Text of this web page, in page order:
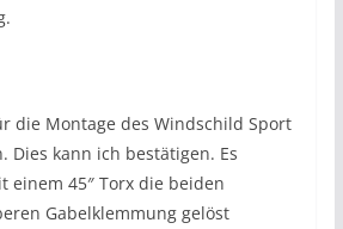
die Montage des Windschild Sport
Dies kann ich bestätigen. Es
einem 45″ Torx die beiden
Gabelklemmung gelöst